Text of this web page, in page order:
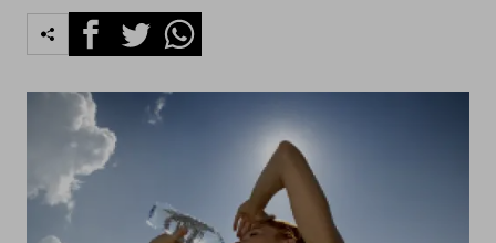
FacebookTwitterWhatsapp